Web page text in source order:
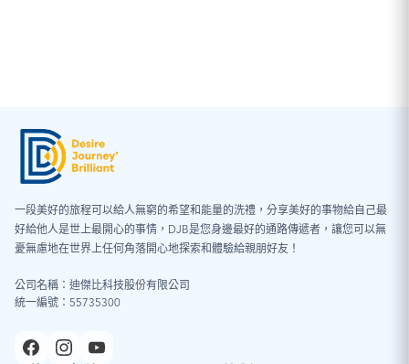
一段美好的旅程可以給人無窮的希望和能量的洗禮，分享美好的事物給自己最
好給他人是世上最開心的事情，DJB是您身邊最好的通路傳遞者，讓您可以無
憂無慮地在世界上任何角落開心地探索和體驗給親朋好友！
公司名稱：迪傑比科技股份有限公司
統一編號：55735300